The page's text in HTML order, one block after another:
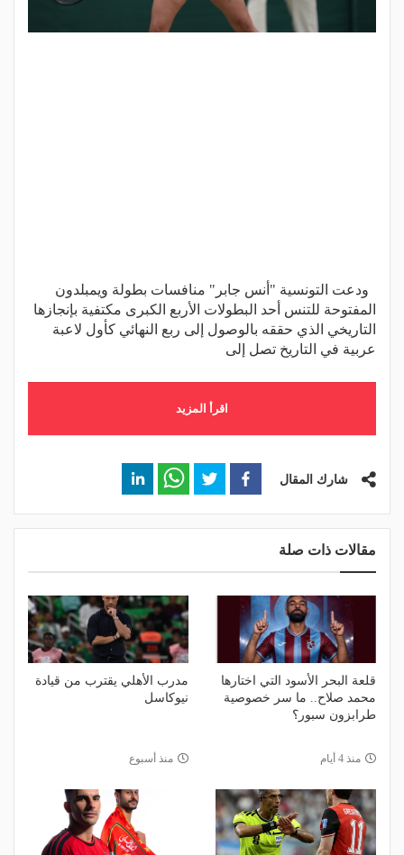
ودعت التونسية "أنس جابر" منافسات بطولة ويمبلدون
المفتوحة للتنس أحد البطولات الأربع الكبرى مكتفية بإنجازها
التاريخي الذي حققه بالوصول إلى ربع النهائي كأول لاعبة
عربية في التاريخ تصل إلى
اقرأ المزيد
شارك المقال
مقالات ذات صلة
قلعة البحر الأسود التي اختارها
محمد صلاح.. ما سر خصوصية
طرابزون سبور؟
منذ 4 أيام
مدرب الأهلي يقترب من قيادة
نيوكاسل
منذ أسبوع